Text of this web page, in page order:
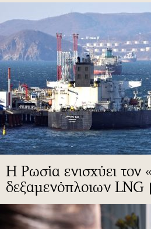
H Ρωσία ενισχύει τον
δεξαμενόπλοιων LNG